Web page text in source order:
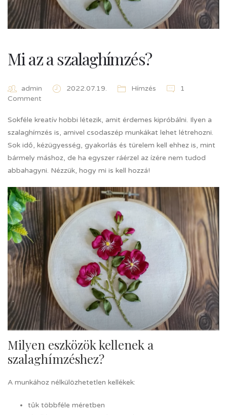
Mi az a szalaghímzés?
admin 2022.07.19. Hímzés
1
Comment
Sokféle kreatív hobbi létezik, amit érdemes kipróbálni. Ilyen a
szalaghímzés is, amivel csodaszép munkákat lehet létrehozni.
Sok idő, kézügyesség, gyakorlás és türelem kell ehhez is, mint
bármely máshoz, de ha egyszer ráérzel az ízére nem tudod
abbahagyni. Nézzük, hogy mi is kell hozzá!
Milyen eszközök kellenek a
szalaghímzéshez?
A munkához nélkülözhetetlen kellékek:
tűk többféle méretben